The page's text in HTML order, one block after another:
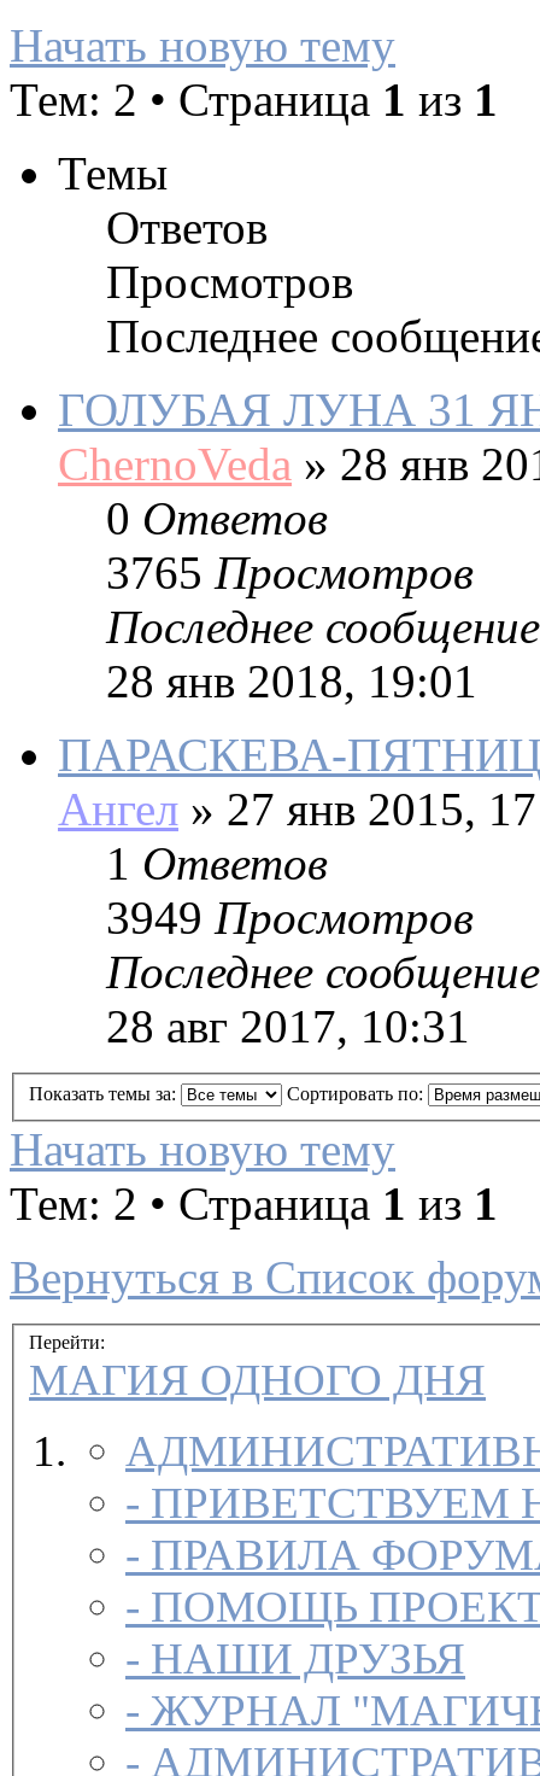
Начать новую тему
Тем: 2 • Страница 1 из 1
Темы
Ответов
Просмотров
Последнее
ГОЛУБАЯ ЛУНА 31
ChernoVeda » 28 янв
0 Ответов
3765 Просмотров
Последнее сообщение
28 янв 2018, 19:01
ПАРАСКЕВА-
Ангел » 27 янв 2015,
1 Ответов
3949 Просмотров
Последнее сообщение
28 авг 2017, 10:31
Показать темы за: Сортировать по:
Начать новую тему
Тем: 2 • Страница 1 из 1
Вернуться в Список
Перейти:
МАГИЯ ОДНОГО ДНЯ
- ПРИВЕТСТВУЕМ
-
ПРАВИЛА
- ПОМОЩЬ
- НАШИ ДРУЗЬЯ
- ЖУРНАЛ
-